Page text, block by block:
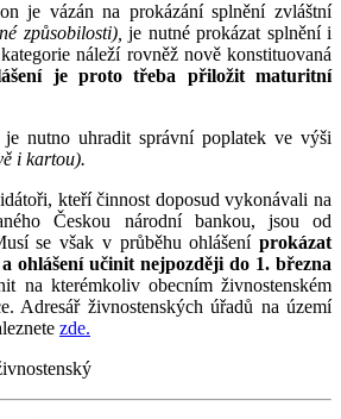
je vázán na prokázání splnění zvláštní
způsobilosti), je nutné prokázat splnění i
náleží rovněž nově konstituovaná
je proto třeba přiložit maturitní
nutno uhradit správní poplatek ve výši
i kartou).
kteří činnost doposud vykonávali na
Českou národní bankou, jsou od
se však v průběhu ohlášeníprokázat
ohlášení učinit nejpozději do 1. března
na kterémkoliv obecním živnostenském
Adresář živnostenských úřadů na území
zde.